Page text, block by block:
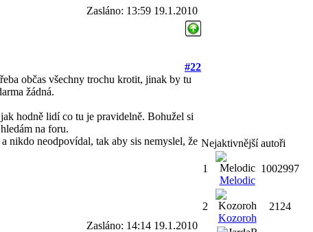
Zasláno: 13:59 19.1.2010
#22
občas všechny trochu krotit, jinak by tu
žádná.
hodně lidí co tu je pravidelně. Bohužel si
na foru.
nikdo neodpovídal, tak aby sis nemyslel, že
Zasláno: 14:14 19.1.2010
Nejaktivnější autoři
1
Melodic
1002997
2
Kozoroh
2124